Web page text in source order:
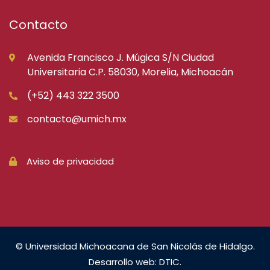
Contacto
Avenida Francisco J. Múgica S/N Ciudad
Universitaria C.P. 58030, Morelia, Michoacán
(+52) 443 322 3500
contacto@umich.mx
Aviso de privacidad
© Universidad Michoacana de San Nicolás de Hidalgo.
Desarrollo web: DTIC.